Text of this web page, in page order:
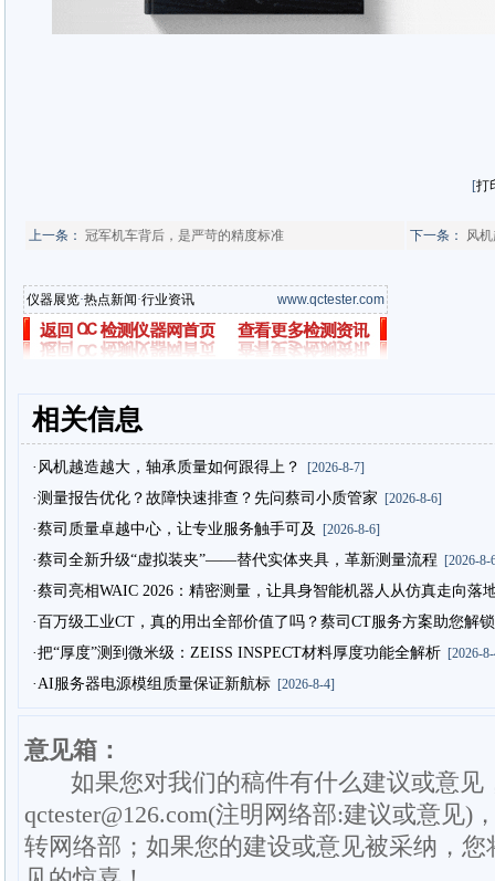
[打
上一条： 冠军机车背后，是严苛的精度标准 下一条： 风
仪器展览·热点新闻·行业资讯 www.qctester.com
相关信息
·风机越造越大，轴承质量如何跟得上？ [2026-8-7]
·测量报告优化？故障快速排查？先问蔡司小质管家 [2026-8-6]
·蔡司质量卓越中心，让专业服务触手可及 [2026-8-6]
·蔡司全新升级“虚拟装夹”——替代实体夹具，革新测量流程 [2026-8-
·蔡司亮相WAIC 2026：精密测量，让具身智能机器人从仿真走向落
·百万级工业CT，真的用出全部价值了吗？蔡司CT服务方案助您解
·把“厚度”测到微米级：ZEISS INSPECT材料厚度功能全解析[2026-8-
·AI服务器电源模组质量保证新航标[2026-8-4]
意见箱：
如果您对我们的稿件有什么建议或意见
qctester@126.com(注明网络部:建议或意见)
转网络部；如果您的建设或意见被采纳，